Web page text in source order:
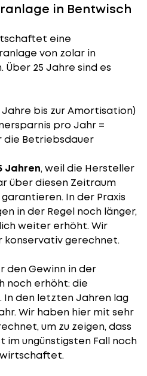
in Bentwisch
eine
von zolar in
Über 25 Jahre sind es
Jahre bis zur Amortisation)
pro Jahr =
die Betriebsdauer
Jahren, weil die Hersteller
über diesen Zeitraum
In der Praxis
in der Regel noch länger,
weiter erhöht. Wir
konservativ gerechnet.
den Gewinn in der
noch erhöht: die
. In den letzten Jahren lag
Wir haben hier mit sehr
um zu zeigen, dass
im ungünstigsten Fall noch